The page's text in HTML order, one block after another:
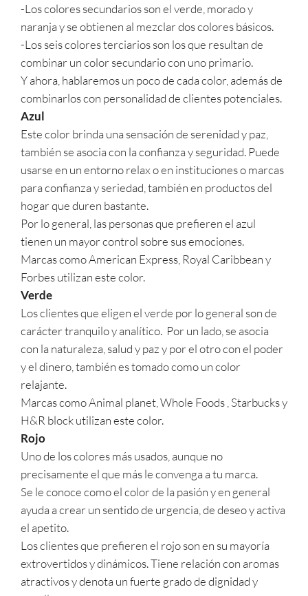
-Los colores secundarios son el verde, morado y
naranja y se obtienen al mezclar dos colores básicos.
-Los seis colores terciarios son los que resultan de
combinar un color secundario con uno primario.
Y ahora, hablaremos un poco de cada color, además de
combinarlos con personalidad de clientes potenciales.
Azul
Este color brinda una sensación de serenidad y paz,
también se asocia con la confianza y seguridad. Puede
usarse en un entorno relax o en instituciones o marcas
para confianza y seriedad, también en productos del
hogar que duren bastante.
Por lo general, las personas que prefieren el azul
tienen un mayor control sobre sus emociones.
Marcas como American Express, Royal Caribbean y
Forbes utilizan este color.
Verde
Los clientes que eligen el verde por lo general son de
carácter tranquilo y analítico. Por un lado, se asocia
con la naturaleza, salud y paz y por el otro con el poder
y el dinero, también es tomado como un color
relajante.
Marcas como Animal planet, Whole Foods , Starbucks y
H&R block utilizan este color.
Rojo
Uno de los colores más usados, aunque no
precisamente el que más le convenga a tu marca.
Se le conoce como el color de la pasión y en general
ayuda a crear un sentido de urgencia, de deseo y activa
el apetito.
Los clientes que prefieren el rojo son en su mayoría
extrovertidos y dinámicos. Tiene relación con aromas
atractivos y denota un fuerte grado de dignidad y